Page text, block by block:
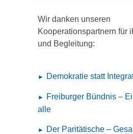
Wir danken unseren
Kooperationspartnern für
und Begleitung:
Demokratie statt
Freiburger Bündnis –
alle
Der Paritätische –